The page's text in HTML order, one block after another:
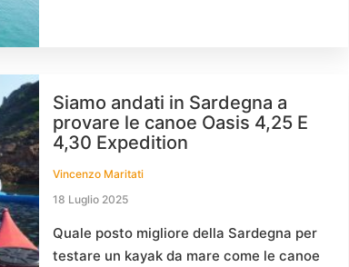
Siamo andati in Sardegna a
provare le canoe Oasis 4,25 E
4,30 Expedition
Vincenzo Maritati
18 Luglio 2025
Quale posto migliore della Sardegna per
testare un kayak da mare come le canoe